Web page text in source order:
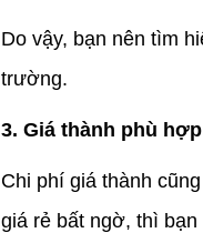
Do vậy, bạn nên tìm
trường.
3. Giá thành phù hợp
Chi phí giá thành
giá rẻ bất ngờ, thì